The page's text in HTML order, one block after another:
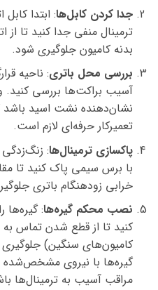
جدا کردن کابل‌ها: ابتدا
ترمینال منفی جدا کنید تا از
بدنه کامیون جلوگیری شود.
بررسی محل باتری: ناحیه
آسیب براکت‌ها بررسی
نشان‌دهنده نشت اسید باشد
تعمیرکار حرفه‌ای لازم است.
پاکسازی ترمینال‌ها: زنگ‌زدگی
با برس سیمی پاک کنید تا
خرابی زودهنگام باتری
نصب محکم گیره‌ها:
کنید تا از قطع شدن تماس به
کامیون‌های سنگین) جلوگیری
گیره‌ها با نیروی مشخص‌شده
مراقب آسیب به ترمینال‌ها